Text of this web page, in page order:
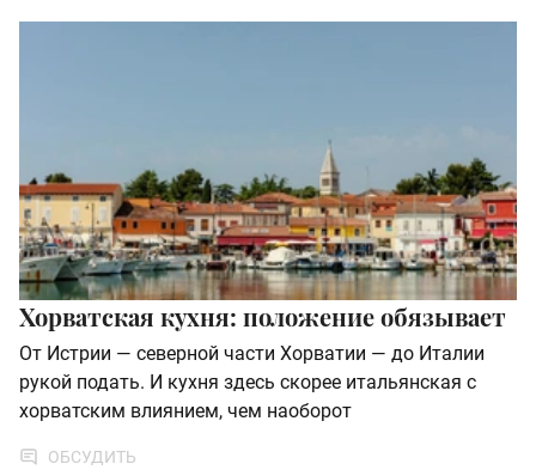
Хорватская кухня: положение обязывает
От Истрии — северной части Хорватии — до Италии
рукой подать. И кухня здесь скорее итальянская с
хорватским влиянием, чем наоборот
ОБСУДИТЬ